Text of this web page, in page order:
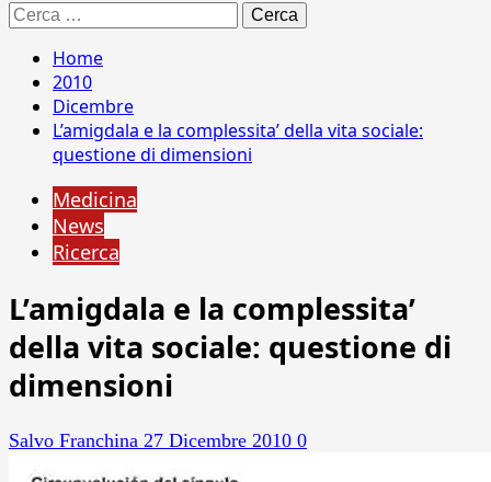
Ricerca
per:
Home
2010
Dicembre
L’amigdala e la complessita’ della vita sociale:
questione di dimensioni
Medicina
News
Ricerca
L’amigdala e la complessita’
della vita sociale: questione di
dimensioni
Salvo Franchina 27 Dicembre 2010 0